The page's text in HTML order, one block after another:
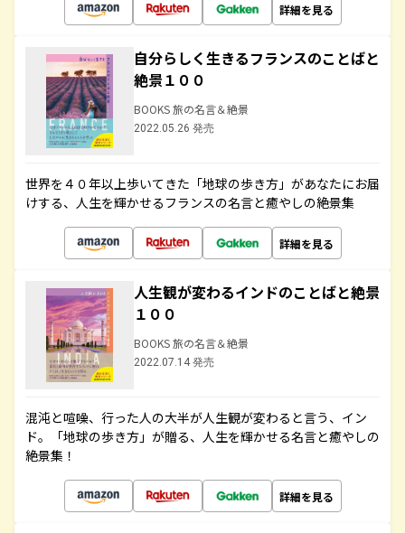
詳細を見る
自分らしく生きるフランスのことばと
絶景１００
BOOKS 旅の名言＆絶景
2022.05.26 発売
世界を４０年以上歩いてきた「地球の歩き方」があなたにお届
けする、人生を輝かせるフランスの名言と癒やしの絶景集
詳細を見る
人生観が変わるインドのことばと絶景
１００
BOOKS 旅の名言＆絶景
2022.07.14 発売
混沌と喧噪、行った人の大半が人生観が変わると言う、イン
ド。「地球の歩き方」が贈る、人生を輝かせる名言と癒やしの
絶景集！
詳細を見る